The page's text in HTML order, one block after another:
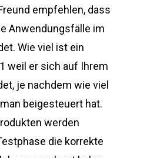
empfehlen, dass
Anwendungsfälle im
Wie viel ist ein
weil er sich auf Ihrem
je nachdem wie viel
beigesteuert hat.
werden
die korrekte